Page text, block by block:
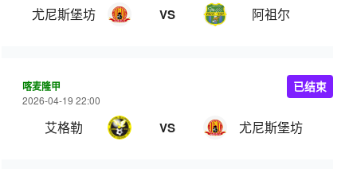
尤尼斯堡坊 VS 阿祖尔
喀麦隆甲
2026-04-19 22:00
艾格勒 VS 尤尼斯堡坊
已结束